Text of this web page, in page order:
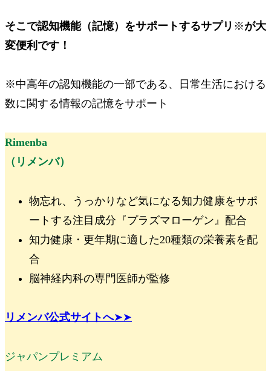
そこで認知機能（記憶）をサポートするサプリ ※が大
変便利です！
※中高年の認知機能の一部である、日常生活における
数に関する情報の記憶をサポート
Rimenba
（リメンバ）
物忘れ、うっかりなど気になる知力健康をサポ
ートする注目成分 『プラズマローゲン』 配合
知力健康・更年期に適した20種類の栄養素を配
合
脳神経内科の専門医師が監修
リメンバ公式サイトへ➤➤
ジャパンプレミアム